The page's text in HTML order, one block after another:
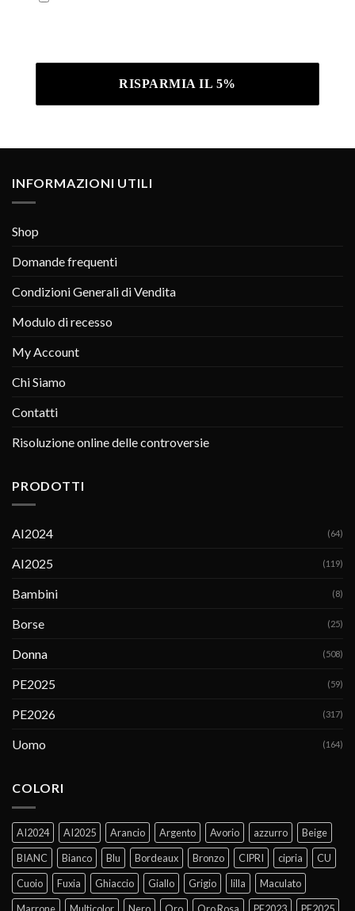
INFORMAZIONI UTILI
Shop
Domande frequenti
Condizioni Generali di Vendita
Modulo di recesso
My Account
Chi Siamo
Contatti
Risoluzione online delle controversie
PRODOTTI
AI2024 (64)
AI2025 (119)
Bambini (8)
Borse (25)
Donna (508)
PE2025 (59)
PE2026 (317)
Uomo (164)
COLORI
AI2024 AI2025 Arancio Argento Avorio azzurro
Beige
BIANC
Bianco Blu Bordeaux Bronzo CIPRI cipria
CU
Cuoio
Fuxia Ghiaccio Giallo Grigio lilla
Maculato